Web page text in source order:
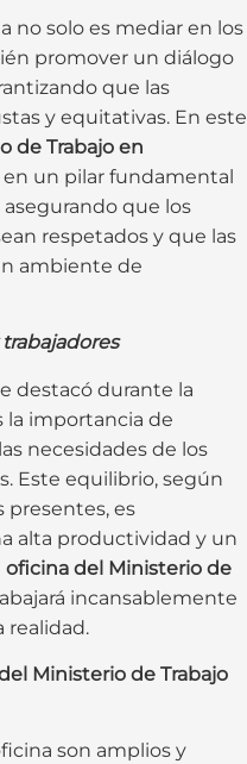
no solo es mediar en los
promover un diálogo
que las
y equitativas. En este
de Trabajo en
un pilar fundamental
asegurando que los
respetados y que las
ambiente de
destacó durante la
la importancia de
necesidades de los
Este equilibrio, según
presentes, es
alta productividad y un
oficina del Ministerio de
incansablemente
realidad.
Ministerio de Trabajo
son amplios y